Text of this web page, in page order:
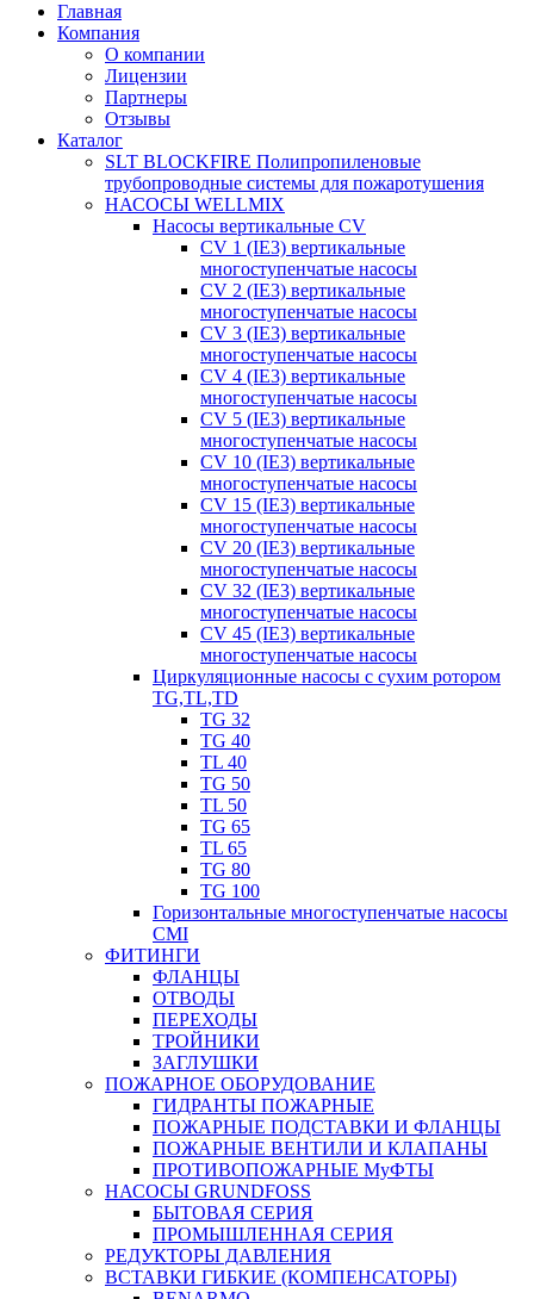
Главная
Компания
О компании
Лицензии
Партнеры
Отзывы
Каталог
SLT BLOCKFIRE Полипропиленовые
трубопроводные системы для пожаротушения
НАСОСЫ WELLMIX
Насосы вертикальные CV
CV 1 (IE3) вертикальные
многоступенчатые насосы
CV 2 (IE3) вертикальные
многоступенчатые насосы
CV 3 (IE3) вертикальные
многоступенчатые насосы
CV 4 (IE3) вертикальные
многоступенчатые насосы
CV 5 (IE3) вертикальные
многоступенчатые насосы
CV 10 (IE3) вертикальные
многоступенчатые насосы
CV 15 (IE3) вертикальные
многоступенчатые насосы
CV 20 (IE3) вертикальные
многоступенчатые насосы
CV 32 (IE3) вертикальные
многоступенчатые насосы
CV 45 (IE3) вертикальные
многоступенчатые насосы
Циркуляционные насосы с сухим ротором
TG,TL,TD
TG 32
TG 40
TL 40
TG 50
TL 50
TG 65
TL 65
TG 80
TG 100
Горизонтальные многоступенчатые насосы
CMI
ФИТИНГИ
ФЛАНЦЫ
ОТВОДЫ
ПЕРЕХОДЫ
ТРОЙНИКИ
ЗАГЛУШКИ
ПОЖАРНОЕ ОБОРУДОВАНИЕ
ГИДРАНТЫ ПОЖАРНЫЕ
ПОЖАРНЫЕ ПОДСТАВКИ И ФЛАНЦЫ
ПОЖАРНЫЕ ВЕНТИЛИ И КЛАПАНЫ
ПРОТИВОПОЖАРНЫЕ МуФТЫ
НАСОСЫ GRUNDFOSS
БЫТОВАЯ СЕРИЯ
ПРОМЫШЛЕННАЯ СЕРИЯ
РЕДУКТОРЫ ДАВЛЕНИЯ
ВСТАВКИ ГИБКИЕ (КОМПЕНСАТОРЫ)